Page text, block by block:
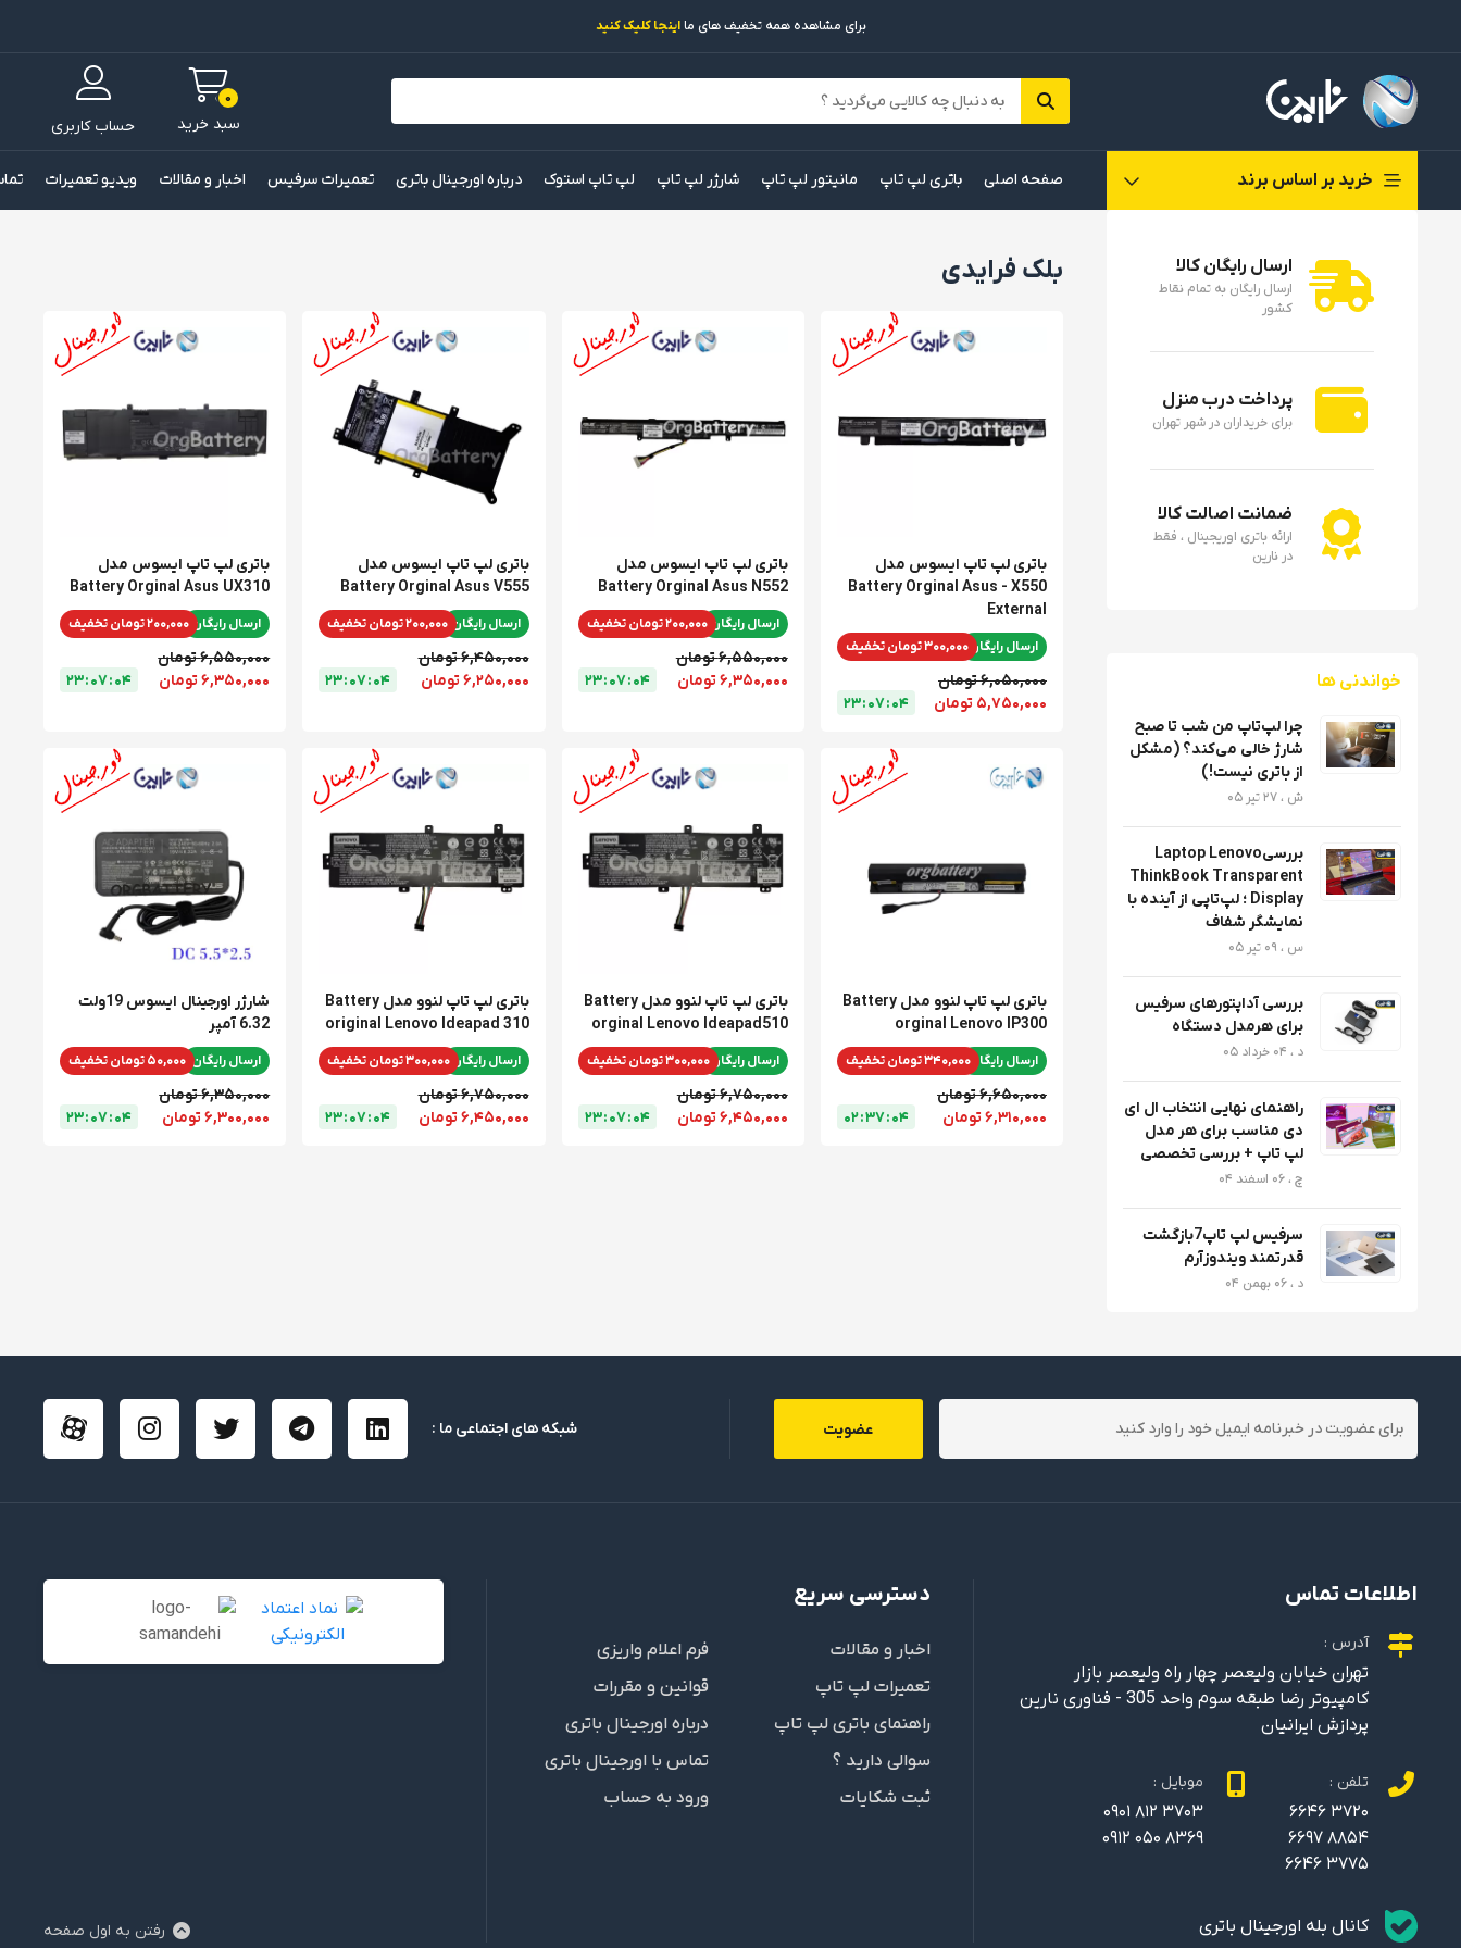
برای مشاهده همه تخفیف های مااینجا کلیک کنید
0
سبد خرید حساب کاربری
خرید بر اساس برند صفحه اصلی باتری لپ تاپ مانیتور لپ تاپ شارژر لپ تاپ لپ تاپ استوک درباره اورجینال باتری تعمیرات سرفیس اخبار و مقالات ویدیو تعمیرات
ارسال رایگان کالا
ارسال رایگان به تمام نقاط
کشور
پرداخت درب منزل
برای خریداران در شهر تهران
ضمانت اصالت کالا
ارائه باتری اوریجینال ، فقط
در نارین
خواندنی ها
چرا لپ‌تاپ من شب تا صبح
شارژ خالی می‌کند؟ (مشکل
از باتری نیست!)
ش ، 27 تیر 05
بررسیLaptop Lenovo
ThinkBook Transparent
Display ؛ لپ‌تاپی از آینده با
نمایشگر شفاف
س ، 09 تیر 05
بررسی آداپتورهای سرفیس
برای هرمدل دستگاه
د ، 04 خرداد 05
راهنمای نهایی انتخاب ال ای
دی مناسب برای هر مدل
لپ تاپ + بررسی تخصصی
چ ، 06 اسفند 04
سرفیس لپ تاپ7بازگشت
قدرتمند ویندوزآرم
د ، 06 بهمن 04
بلک فرایدی
باتری لپ تاپ ایسوس مدل
Battery Orginal Asus - X550
External
ارسال رایگان
04
:
07
:
23
300,000 تومان تخفیف
6,050,000 تومان
5,750,000 تومان
باتری لپ تاپ ایسوس مدل
Battery Orginal Asus N552
ارسال رایگان
04
:
07
:
23
200,000 تومان تخفیف
6,550,000 تومان
6,350,000 تومان
باتری لپ تاپ ایسوس مدل
Battery Orginal Asus V555
ارسال رایگان
04
:
07
:
23
200,000 تومان تخفیف
6,450,000 تومان
6,250,000 تومان
باتری لپ تاپ ایسوس مدل
Battery Orginal Asus UX310
ارسال رایگان
04
:
07
:
23
200,000 تومان تخفیف
6,550,000 تومان
6,350,000 تومان
باتری لپ تاپ لنوو مدل Battery
orginal Lenovo IP300
ارسال رایگان
04
:
37
:
02
340,000 تومان تخفیف
6,650,000 تومان
6,310,000 تومان
باتری لپ تاپ لنوو مدل Battery
orginal Lenovo Ideapad510
ارسال رایگان
04
:
07
:
23
300,000 تومان تخفیف
6,750,000 تومان
6,450,000 تومان
باتری لپ تاپ لنوو مدل Battery
original Lenovo Ideapad 310
ارسال رایگان
04
:
07
:
23
300,000 تومان تخفیف
6,750,000 تومان
6,450,000 تومان
شارژر اورجینال ایسوس 19ولت
6.32 آمپر
ارسال رایگان
04
:
07
:
23
50,000 تومان تخفیف
6,350,000 تومان
6,300,000 تومان
عضویت شبکه های اجتماعی ما :
اطلاعات تماس
آدرس :
تهران خیابان ولیعصر چهار راه ولیعصر بازار
کامپیوتر رضا طبقه سوم واحد 305 - فناوری نارین
پردازش ایرانیان
تلفن :
6646 3720
6697 8854
6646 3775
موبایل :
0901 812 3703
0912 050 8369
کانال بله اورجینال باتری
دسترسی سریع
اخبار و مقالات
تعمیرات لپ تاپ
راهنمای باتری لپ تاپ
سوالی دارید ؟
ثبت شکایات
فرم اعلام واریزی
قوانین و مقررات
درباره اورجینال باتری
تماس با اورجینال باتری
ورود به حساب
رفتن به اول صفحه